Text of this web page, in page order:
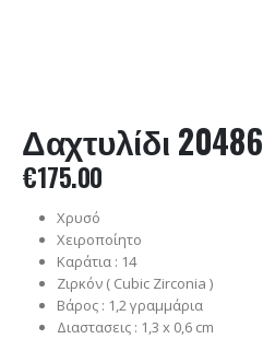
Δαχτυλίδι 20486
€175.00
Χρυσό
Χειροποίητο
Καράτια : 14
Ζιρκόν ( Cubic Zirconia )
Βάρος : 1,2 γραμμάρια
Διαστασεις : 1,3 x 0,6 cm